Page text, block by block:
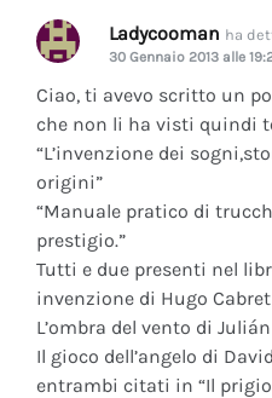
Ladycooman ha
30 Gennaio 2013 alle
Ciao, ti avevo scritto un
che non li ha visti quindi
“L’invenzione dei
origini”
“Manuale pratico di
prestigio.”
Tutti e due presenti nel
invenzione di Hugo Cabret
L’ombra del vento di
Il gioco dell’angelo di
entrambi citati in “Il